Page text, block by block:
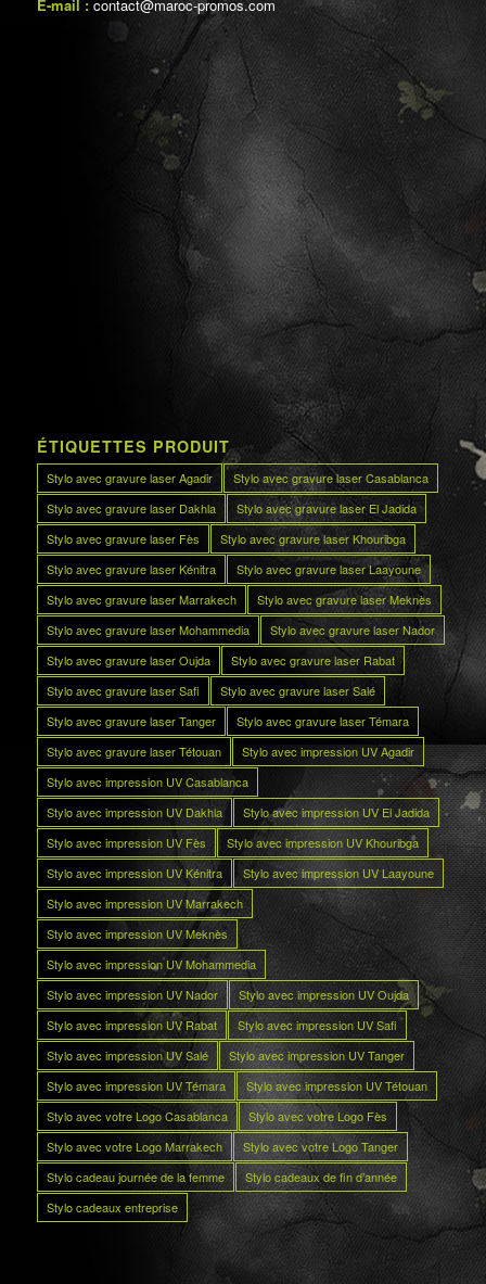
E-mail : contact@maroc-promos.com
ÉTIQUETTES PRODUIT
Stylo avec gravure laser Agadir
Stylo avec gravure laser Casablanca
Stylo avec gravure laser Dakhla
Stylo avec gravure laser El Jadida
Stylo avec gravure laser Fès
Stylo avec gravure laser Khouribga
Stylo avec gravure laser Kénitra
Stylo avec gravure laser Laayoune
Stylo avec gravure laser Marrakech
Stylo avec gravure laser Meknès
Stylo avec gravure laser Mohammedia
Stylo avec gravure laser Nador
Stylo avec gravure laser Oujda
Stylo avec gravure laser Rabat
Stylo avec gravure laser Safi
Stylo avec gravure laser Salé
Stylo avec gravure laser Tanger
Stylo avec gravure laser Témara
Stylo avec gravure laser Tétouan
Stylo avec impression UV Agadir
Stylo avec impression UV Casablanca
Stylo avec impression UV Dakhla
Stylo avec impression UV El Jadida
Stylo avec impression UV Fès
Stylo avec impression UV Khouribga
Stylo avec impression UV Kénitra
Stylo avec impression UV Laayoune
Stylo avec impression UV Marrakech
Stylo avec impression UV Meknès
Stylo avec impression UV Mohammedia
Stylo avec impression UV Nador
Stylo avec impression UV Oujda
Stylo avec impression UV Rabat
Stylo avec impression UV Safi
Stylo avec impression UV Salé
Stylo avec impression UV Tanger
Stylo avec impression UV Témara
Stylo avec impression UV Tétouan
Stylo avec votre Logo Casablanca
Stylo avec votre Logo Fès
Stylo avec votre Logo Marrakech
Stylo avec votre Logo Tanger
Stylo cadeau journée de la femme
Stylo cadeaux de fin d’année
Stylo cadeaux entreprise